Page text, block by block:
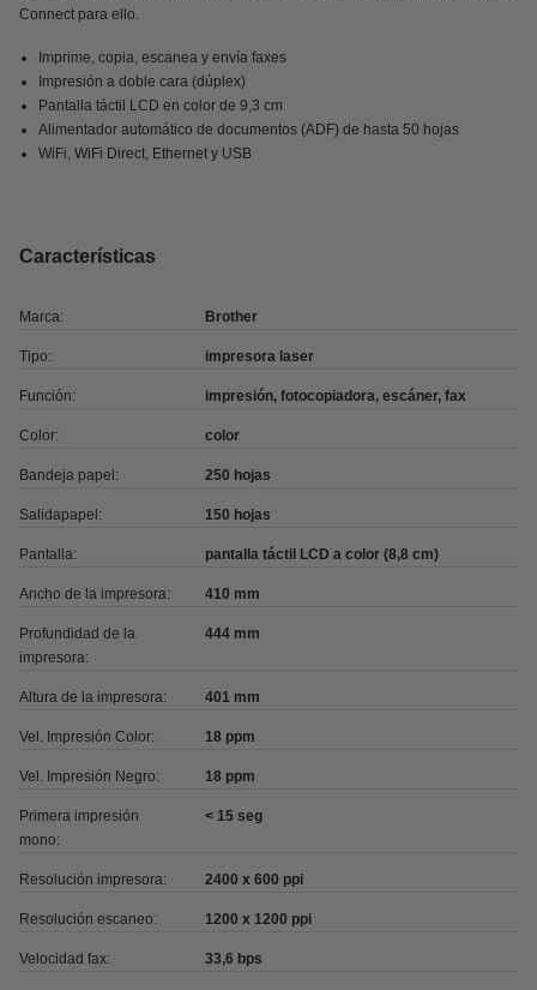
Connect para ello.
Imprime, copia, escanea y envía faxes
Impresión a doble cara (dúplex)
Pantalla táctil LCD en color de 9,3 cm
Alimentador automático de documentos (ADF) de hasta 50 hojas
WiFi, WiFi Direct, Ethernet y USB
Características
Marca: Brother
Tipo: impresora laser
Función: impresión, fotocopiadora, escáner, fax
Color: color
Bandeja papel: 250 hojas
Salidapapel: 150 hojas
Pantalla: pantalla táctil LCD a color (8,8 cm)
Ancho de la impresora: 410 mm
Profundidad de la
impresora:
444 mm
Altura de la impresora: 401 mm
Vel. Impresión Color: 18 ppm
Vel. Impresión Negro: 18 ppm
Primera impresión
mono:
< 15 seg
Resolución impresora: 2400 x 600 ppi
Resolución escaneo: 1200 x 1200 ppi
Velocidad fax: 33,6 bps